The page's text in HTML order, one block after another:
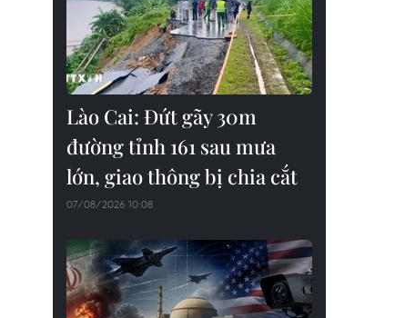
Lào Cai: Đứt gãy 30m
đường tỉnh 161 sau mưa
lớn, giao thông bị chia cắt
07/08/2026 10:08